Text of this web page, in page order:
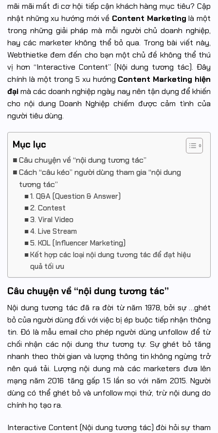
mãi mãi mất đi cơ hội tiếp cận khách hàng mục tiêu? Cập
nhật những xu hướng mới về Content Marketing là một
trong những giải pháp mà mỗi người chủ doanh nghiệp,
hay các marketer không thể bỏ qua. Trong bài viết này,
Webthietke đem đến cho bạn một chủ đề không thể thú
vị hơn “Interactive Content” (Nội dung tương tác). Đây
chính là một trong 5 xu hướng Content Marketing hiện
đạimà các doanh nghiệp ngày nay nên tận dụng để khiến
cho nội dung Doanh Nghiệp chiếm được cảm tình của
người tiêu dùng.
Mục lục
Câu chuyện về “nội dung tương tác”
Cách “câu kéo” người dùng tham gia “nội dung
tương tác”
1. Q&A (Question & Answer)
2. Contest
3. Viral Video
4. Live Stream
5. KOL (Influencer Marketing)
Kết hợp các loại nội dung tương tác để đạt hiệu
quả tối ưu
Câu chuyện về “nội dung tương tác”
Nội dung tương tác đã ra đời từ năm 1978, bởi sự …ghét
bỏ của người dùng đối với việc bị ép buộc tiếp nhận thông
tin. Đó là mẫu email cho phép người dùng unfollow để từ
chối nhận các nội dung thư tương tự. Sự ghét bỏ tăng
nhanh theo thời gian và lượng thông tin không ngừng trở
nên quá tải. Lượng nội dung mà các marketers đưa lên
mạng năm 2016 tăng gấp 1.5 lần so với năm 2015. Người
dùng có thể ghét bỏ và unfollow mọi thứ, trừ nội dung do
chính họ tạo ra.
Interactive Content (Nội dung tương tác) đòi hỏi sự tham